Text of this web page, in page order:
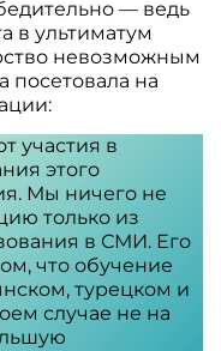
— ведь
в ультиматум
невозможным
посетовала на
участия в
этого
Мы ничего не
только из
в СМИ. Его
что обучение
турецком и
случае не на